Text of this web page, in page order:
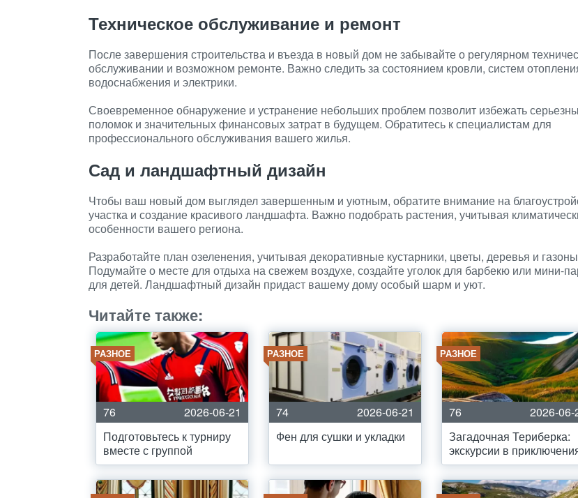
Техническое обслуживание и ремонт
После завершения строительства и въезда в новый дом не забывайте о регулярном
обслуживании и возможном ремонте. Важно следить за состоянием кровли, систем
водоснабжения и электрики.
Своевременное обнаружение и устранение небольших проблем позволит избежать
поломок и значительных финансовых затрат в будущем. Обратитесь к специалистам для
профессионального обслуживания вашего жилья.
Сад и ландшафтный дизайн
Чтобы ваш новый дом выглядел завершенным и уютным, обратите внимание на
участка и создание красивого ландшафта. Важно подобрать растения, учитывая
особенности вашего региона.
Разработайте план озеленения, учитывая декоративные кустарники, цветы, деревья и
Подумайте о месте для отдыха на свежем воздухе, создайте уголок для барбекю или мини-
для детей. Ландшафтный дизайн придаст вашему дому особый шарм и уют.
Читайте также:
РАЗНОЕ
76
2026-06-21
Подготовьтесь к турниру
вместе с группой
РАЗНОЕ
74
2026-06-21
Фен для сушки и укладки
РАЗНОЕ
76
2026-06-
Загадочная Териберка:
экскурсии в